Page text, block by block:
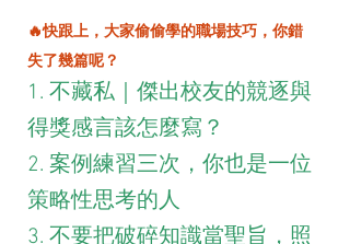
🔥快跟上，大家偷偷學的職場技巧，你錯
失了幾篇呢？
1. 不藏私｜傑出校友的競逐與
得獎感言該怎麼寫？
2. 案例練習三次，你也是一位
策略性思考的人
3. 不要把破碎知識當聖旨，照